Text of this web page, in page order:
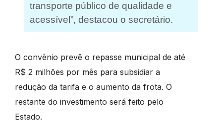
transporte público de qualidade e
acessível”, destacou o secretário.
O convênio prevê o repasse municipal de até
R$ 2 milhões por mês para subsidiar a
redução da tarifa e o aumento da frota. O
restante do investimento será feito pelo
Estado.